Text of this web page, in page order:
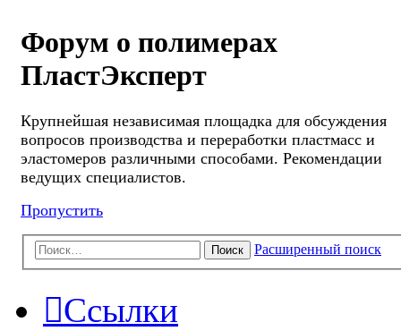
Форум о полимерах
ПластЭксперт
Крупнейшая независимая площадка для обсуждения
вопросов производства и переработки пластмасс и
эластомеров различными способами. Рекомендации
ведущих специалистов.
Пропустить
Поиск Расширенный поиск
Ссылки